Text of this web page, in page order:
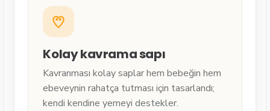
Kolay kavrama sapı
Kavranması kolay saplar hem bebeğin hem
ebeveynin rahatça tutması için tasarlandı;
kendi kendine yemeyi destekler.